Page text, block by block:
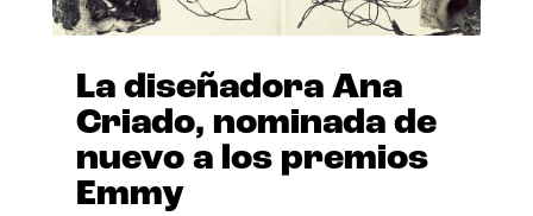
La diseñadora Ana
Criado, nominada de
nuevo a los premios
Emmy